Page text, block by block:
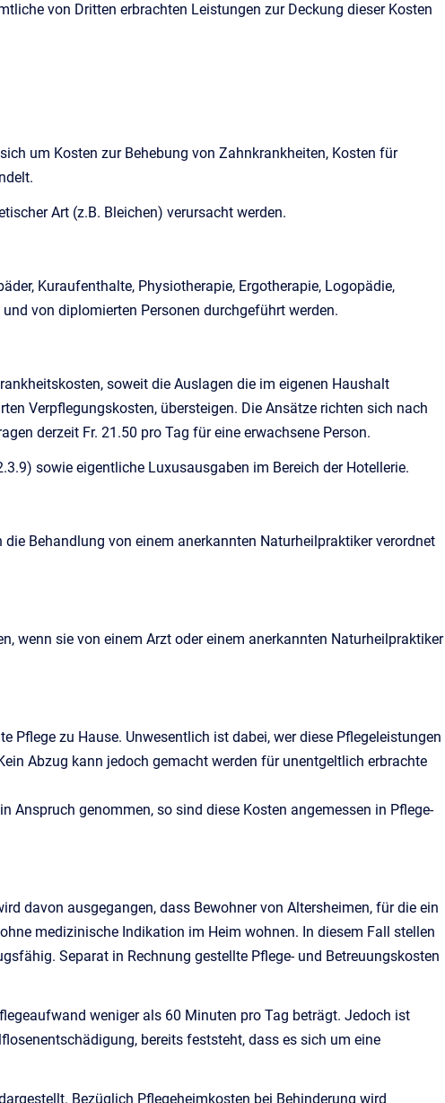
von Dritten erbrachten Leistungen zur Deckung dieser Kosten
um Kosten zur Behebung von Zahnkrankheiten, Kosten für
Art (z.B. Bleichen) verursacht werden.
Kuraufenthalte, Physiotherapie, Ergotherapie, Logopädie,
von diplomierten Personen durchgeführt werden.
soweit die Auslagen die im eigenen Haushalt
Verpflegungskosten, übersteigen. Die Ansätze richten sich nach
derzeit Fr. 21.50 pro Tag für eine erwachsene Person.
sowie eigentliche Luxusausgaben im Bereich der Hotellerie.
Behandlung von einem anerkannten Naturheilpraktiker verordnet
wenn sie von einem Arzt oder einem anerkannten Naturheilpraktiker
zu Hause. Unwesentlich ist dabei, wer diese Pflegeleistungen
Abzug kann jedoch gemacht werden für unentgeltlich erbrachte
Anspruch genommen, so sind diese Kosten angemessen in Pflege-
davon ausgegangen, dass Bewohner von Altersheimen, für die ein
medizinische Indikation im Heim wohnen. In diesem Fall stellen
Separat in Rechnung gestellte Pflege- und Betreuungskosten
weniger als 60 Minuten pro Tag beträgt. Jedoch ist
bereits feststeht, dass es sich um eine
Bezüglich Pflegeheimkosten bei Behinderung wird